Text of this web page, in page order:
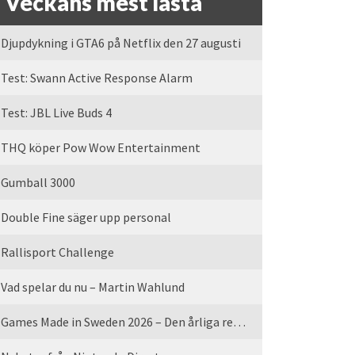
Djupdykning i GTA6 på Netflix den 27 augusti
Test: Swann Active Response Alarm
Test: JBL Live Buds 4
THQ köper Pow Wow Entertainment
Gumball 3000
Double Fine säger upp personal
Rallisport Challenge
Vad spelar du nu – Martin Wahlund
Games Made in Sweden 2026 – Den årliga rean är tillbaka